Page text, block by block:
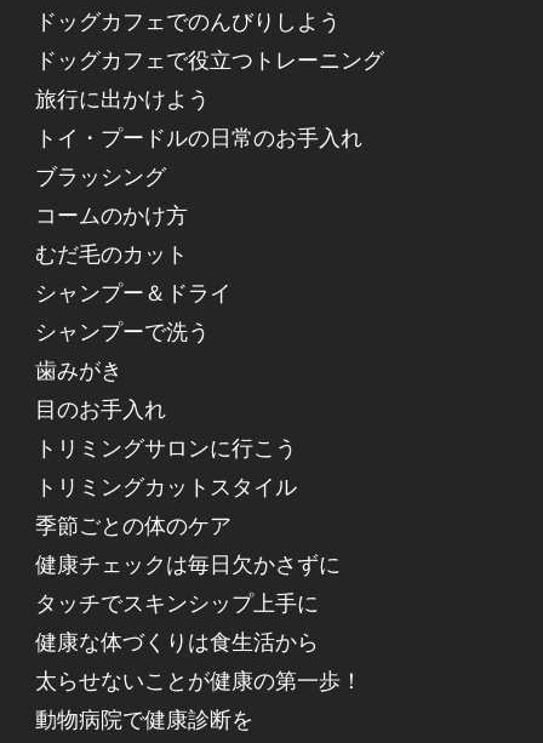
ドッグカフェでのんびりしよう
ドッグカフェで役立つトレーニング
旅行に出かけよう
トイ・プードルの日常のお手入れ
ブラッシング
コームのかけ方
むだ毛のカット
シャンプー＆ドライ
シャンプーで洗う
歯みがき
目のお手入れ
トリミングサロンに行こう
トリミングカットスタイル
季節ごとの体のケア
健康チェックは毎日欠かさずに
タッチでスキンシップ上手に
健康な体づくりは食生活から
太らせないことが健康の第一歩！
動物病院で健康診断を